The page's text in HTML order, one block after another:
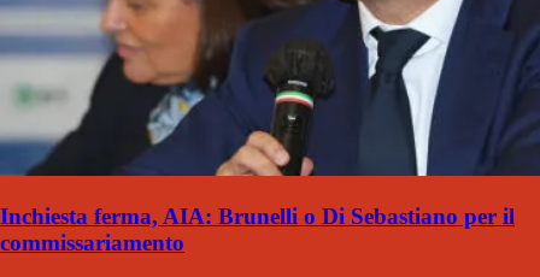
Inchiesta ferma, AIA: Brunelli o Di Sebastiano per il
commissariamento